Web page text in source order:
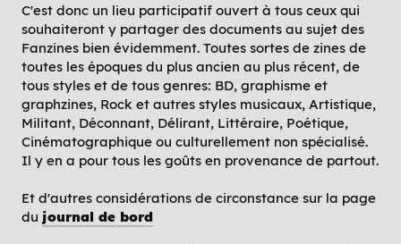
C'est donc un lieu participatif ouvert à tous ceux qui
souhaiteront y partager des documents au sujet des
Fanzines bien évidemment. Toutes sortes de zines de
toutes les époques du plus ancien au plus récent, de
tous styles et de tous genres: BD, graphisme et
graphzines, Rock et autres styles musicaux, Artistique,
Militant, Déconnant, Délirant, Littéraire, Poétique,
Cinématographique ou culturellement non spécialisé.
Il y en a pour tous les goûts en provenance de partout.
Et d'autres considérations de circonstance sur la page
du journal de bord